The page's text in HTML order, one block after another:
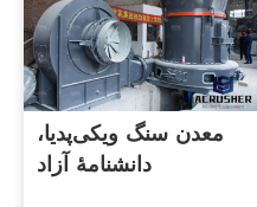
معدن سنگ ویکی‌پدیا،
دانشنامهٔ آزاد